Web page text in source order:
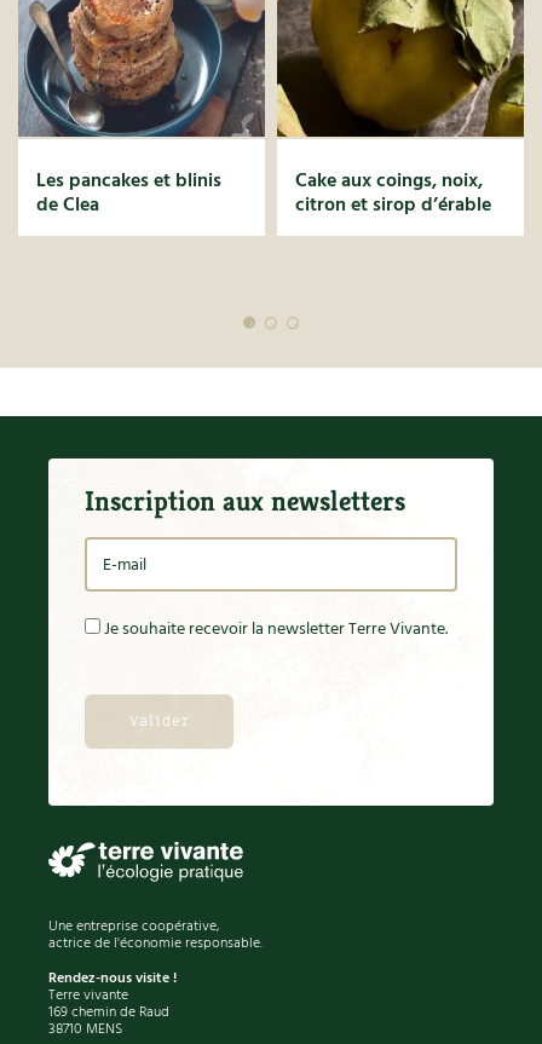
Les pancakes et blinis
de Clea
Cake aux coings, noix,
citron et sirop d’érable
Inscription aux newsletters
Je souhaite recevoir la newsletter Terre Vivante.
Une entreprise coopérative,
actrice de l'économie responsable.
Rendez-nous visite !
Terre vivante
169 chemin de Raud
38710 MENS